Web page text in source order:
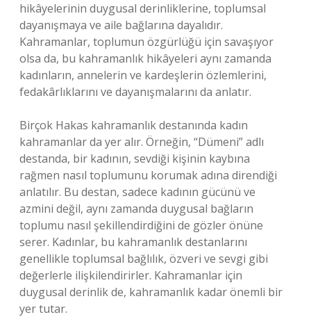
hikâyelerinin duygusal derinliklerine, toplumsal
dayanışmaya ve aile bağlarına dayalıdır.
Kahramanlar, toplumun özgürlüğü için savaşıyor
olsa da, bu kahramanlık hikâyeleri aynı zamanda
kadınların, annelerin ve kardeşlerin özlemlerini,
fedakârlıklarını ve dayanışmalarını da anlatır.
Birçok Hakas kahramanlık destanında kadın
kahramanlar da yer alır. Örneğin, “Dümeni” adlı
destanda, bir kadının, sevdiği kişinin kaybına
rağmen nasıl toplumunu korumak adına direndiği
anlatılır. Bu destan, sadece kadının gücünü ve
azmini değil, aynı zamanda duygusal bağların
toplumu nasıl şekillendirdiğini de gözler önüne
serer. Kadınlar, bu kahramanlık destanlarını
genellikle toplumsal bağlılık, özveri ve sevgi gibi
değerlerle ilişkilendirirler. Kahramanlar için
duygusal derinlik de, kahramanlık kadar önemli bir
yer tutar.